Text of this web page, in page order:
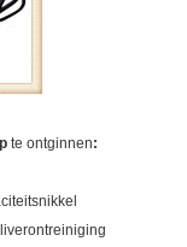
te ontginnen: